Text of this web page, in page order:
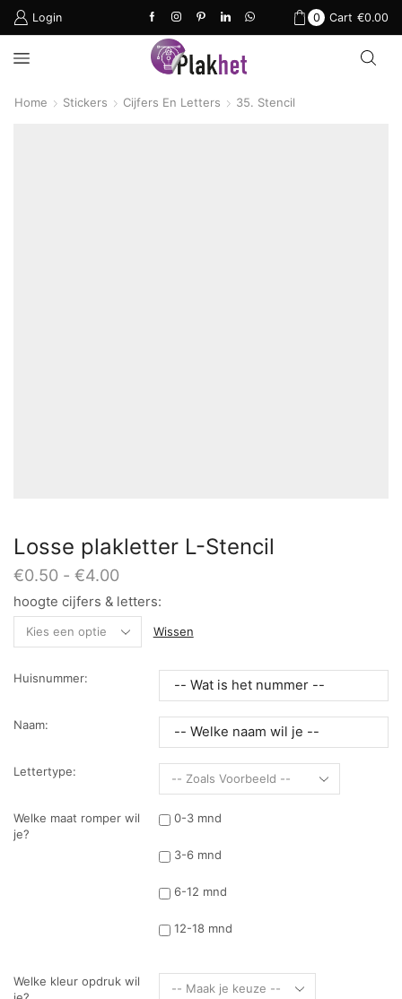
Login 0 Cart €0.00
Home Stickers Cijfers En Letters 35. Stencil
Losse plakletter L-Stencil
€0.50 - €4.00Prijsklasse:
€0.50
tot
€4.00
hoogte cijfers & letters:
Wissen
Huisnummer:
Naam:
Lettertype:
Welke maat romper wil
je?
0-3 mnd
3-6 mnd
6-12 mnd
12-18 mnd
Welke kleur opdruk wil